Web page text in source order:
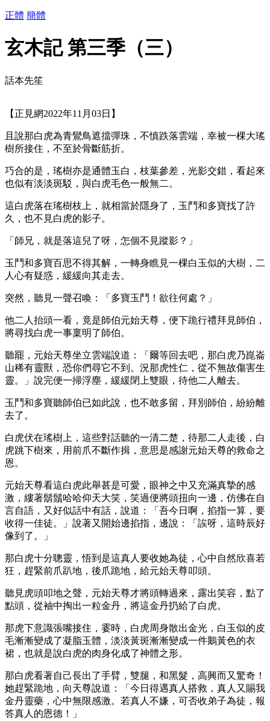
正體 簡體
玄木記 第三季（三）
話本先笙
【正見網2022年11月03日】
且說那白虎為青鸞鳥遮擋彈珠，不慎跌落雲端，幸被一棵大瑤
樹所接住，不至於骨斷筋折。
巧合的是，瑤樹亦是通體玉白，枝葉參差，光影交錯，看起來
也似有淡淡斑駁，與白虎毛色一般無二。
這白虎落在瑤樹枝上，就相當於隱身了，玉鬥和多寶找了許
久，也不見白虎的影子。
「師兄，就是落這兒了呀，怎個不見蹤影？」
玉鬥和多寶百思不得其解，一轉身瞧見一棵白玉似的大樹，二
人心有疑惑，緩緩向其走去。
突然，聽見一聲召喚：「多寶玉鬥！欲往何處？」
他二人抬頭一看，竟是師伯元始天尊，便下跪行禮拜見師伯，
將尋找白虎一事稟明了師伯。
聽罷，元始天尊坐立雲端說道：「爾等回去吧，那白虎乃崑崙
山稀有靈獸，恐你們尋它不到。況那虎性仁，從不無故傷害生
靈。」說完便一掃浮塵，緩緩閉上雙眼，待他二人離去。
玉鬥和多寶聽師伯已如此說，也不敢多留，拜別師伯，紛紛離
去了。
白虎伏在瑤樹上，這些對話聽的一清二楚，待那二人走後，白
虎跳下樹來，用前爪不斷作揖，意思是感謝元始天尊的救命之
恩。
元始天尊看這白虎此舉甚是可愛，眼神之中又充滿真摯的感
激，縷著鬍鬚哈哈仰天大笑，笑過便將頭扭向一邊，仿佛在自
言自語，又好似話中有話，說道：「吾今日啊，掐指一算，要
收得一佳徒。」說著又開始邊掐指，邊說：「誒呀，這時辰好
像到了。」
那白虎十分聰靈，悟到是這真人要收她為徒，心中自然欣喜若
狂，趕緊前爪趴地，後爪跪地，給元始天尊叩頭。
聽見虎頭叩地之聲，元始天尊才將頭轉過來，露出笑容，點了
點頭，從袖中掏出一粒金丹，將這金丹扔給了白虎。
那虎下意識張嘴接住，霎時，白虎周身散出金光，白玉似的皮
毛漸漸變成了凝脂玉體，淡淡黃斑漸漸變成一件鵝黃色的衣
裙，也就是說白虎的肉身化成了神體之形。
那白虎看著自己長出了手臂，雙腿，和黑髮，高興而又驚奇！
她趕緊跪地，向天尊說道：「今日得遇真人搭救，真人又賜我
金丹靈藥，心中無限感激。若真人不嫌，可否收弟子為徒，報
答真人的恩德！」